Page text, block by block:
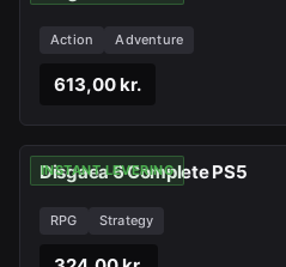
Action Adventure
613,00 kr.
INSTANT LEVERING
Disgaea 6 Complete PS5
RPG Strategy